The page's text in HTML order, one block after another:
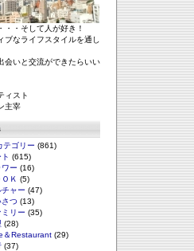
・・そして人が好き！
ブなライフスタイルを通し
会いと交流ができたらいい
ィスト
主宰
テゴリー (861)
(615)
ワー (16)
ＯＫ (5)
チャー (47)
さつ (13)
ミリー (35)
(28)
＆Restaurant (29)
(37)